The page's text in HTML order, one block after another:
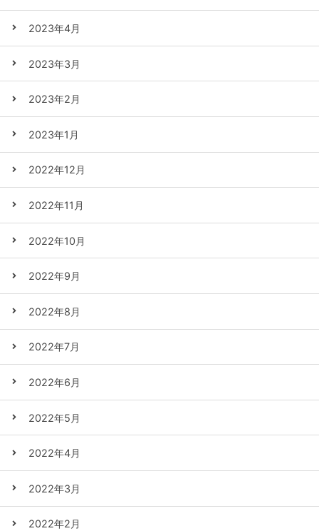
2023年4月
2023年3月
2023年2月
2023年1月
2022年12月
2022年11月
2022年10月
2022年9月
2022年8月
2022年7月
2022年6月
2022年5月
2022年4月
2022年3月
2022年2月